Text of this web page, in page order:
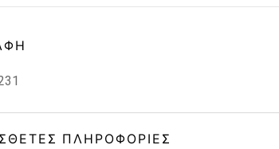
ΠΛΗΡΟΦΟΡΊΕΣ